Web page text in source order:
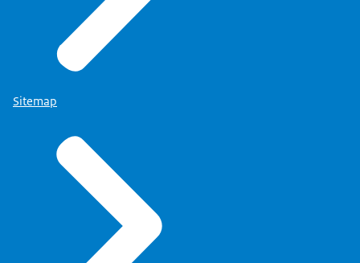
Sitemap